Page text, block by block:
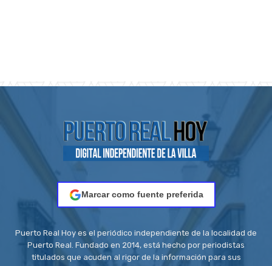
Marcar como fuente preferida
Puerto Real Hoy es el periódico independiente de la localidad de
Puerto Real. Fundado en 2014, está hecho por periodistas
titulados que acuden al rigor de la información para sus